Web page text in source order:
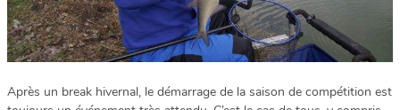
Après un break hivernal, le démarrage de la saison de compétition est